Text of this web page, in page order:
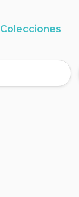
Colecciones